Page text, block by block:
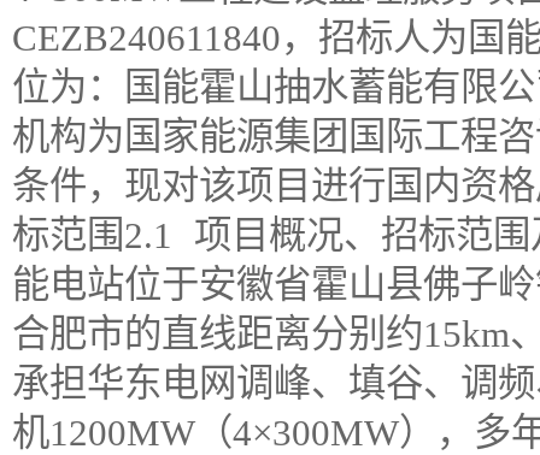
CEZB240611840，招标人为国
位为：国能霍山抽水蓄能有限
机构为国家能源集团国际工程
条件，现对该项目进行国内资
标范围2.1 项目概况、招标范
能电站位于安徽省霍山县佛子
合肥市的直线距离分别约15km
承担华东电网调峰、填谷、调
机1200MW（4×300MW），多